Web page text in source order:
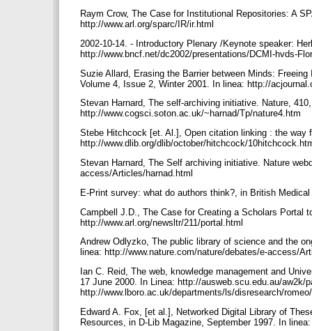
Raym Crow, The Case for Institutional Repositories: A
http://www.arl.org/sparc/IR/ir.html
2002-10-14. - Introductory Plenary /Keynote speaker:
http://www.bncf.net/dc2002/presentations/DCMI-hvds-
Suzie Allard, Erasing the Barrier between Minds:
Volume 4, Issue 2, Winter 2001. In linea: http://
Stevan Harnard, The self-archiving initiative. Nature,
http://www.cogsci.soton.ac.uk/~harnad/Tp/nature4.htm
Stebe Hitchcock [et. Al.], Open citation linking : the way
http://www.dlib.org/dlib/october/hitchcock/
Stevan Harnard, The Self archiving initiative. Nature
access/Articles/harnad.html
E-Print survey: what do authors think?, in British
Campbell J.D., The Case for Creating a Scholars Portal
http://www.arl.org/newsltr/211/portal.html
Andrew Odlyzko, The public library of science and the
linea: http://www.nature.com/nature/debates/e-access/
Ian C. Reid, The web, knowledge management and
17 June 2000. In Linea: http://ausweb.scu.edu.au/aw2k/
http://www.lboro.ac.uk/departments/ls/disresearch/
Edward A. Fox, [et al.], Networked Digital Library of
Resources, in D-Lib Magazine, September 1997. In